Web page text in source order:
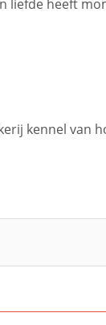
liefde heeft
kennel van